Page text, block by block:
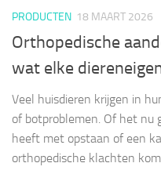
PRODUCTEN 18 MAART 2026
Orthopedische
wat elke
Veel huisdieren krijgen in
of botproblemen. Of het nu
heeft met opstaan of een
orthopedische klachten